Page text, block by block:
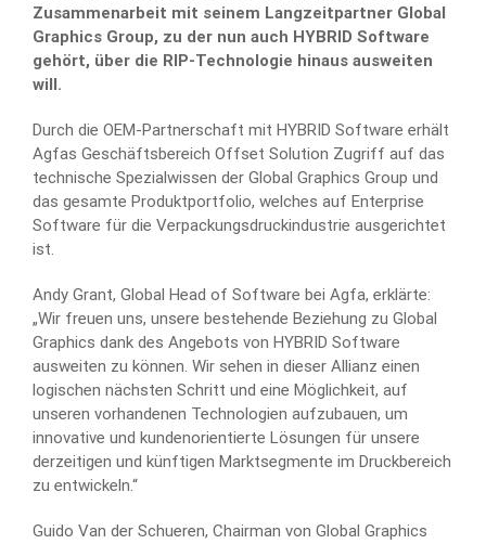
Zusammenarbeit mit seinem Langzeitpartner Global
Graphics Group, zu der nun auch HYBRID Software
gehört, über die RIP-Technologie hinaus ausweiten
will.
Durch die OEM-Partnerschaft mit HYBRID Software erhält
Agfas Geschäftsbereich Offset Solution Zugriff auf das
technische Spezialwissen der Global Graphics Group und
das gesamte Produktportfolio, welches auf Enterprise
Software für die Verpackungsdruckindustrie ausgerichtet
ist.
Andy Grant, Global Head of Software bei Agfa, erklärte:
„Wir freuen uns, unsere bestehende Beziehung zu Global
Graphics dank des Angebots von HYBRID Software
ausweiten zu können. Wir sehen in dieser Allianz einen
logischen nächsten Schritt und eine Möglichkeit, auf
unseren vorhandenen Technologien aufzubauen, um
innovative und kundenorientierte Lösungen für unsere
derzeitigen und künftigen Marktsegmente im Druckbereich
zu entwickeln.“
Guido Van der Schueren, Chairman von Global Graphics